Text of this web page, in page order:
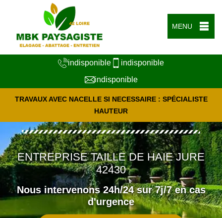
MENU
indisponible
indisponible
indisponible
TRAVAUX AVEC NACELLE SI NECESSAIRE : SPÉCIALISTE
HAUTEUR
ENTREPRISE TAILLE DE HAIE JURE
42430
Nous intervenons 24h/24 sur 7j/7 en cas
d'urgence